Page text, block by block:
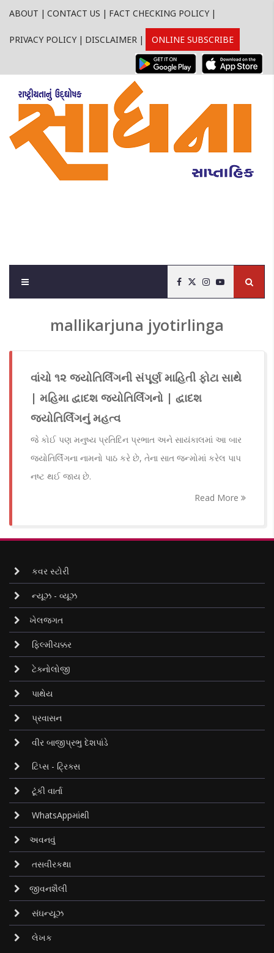
ABOUT | CONTACT US | FACT CHECKING POLICY |
PRIVACY POLICY | DISCLAIMER | ONLINE SUBSCRIBE
mallikarjuna jyotirlinga
વાંચો ૧૨ જ્યોતિર્લિંગની સંપૂર્ણ માહિતી ફોટા સાથે
| મહિમા દ્વાદશ જ્યોતિર્લિંગનો | દ્વાદશ
જ્યોતિર્લિંગનું મહત્વ
જે કોઈ પણ મનુષ્ય પ્રતિદિન પ્રભાત અને સાયંકાલમાં આ બાર
જ્યોતિર્લિંગના નામનો પાઠ કરે છે, તેના સાત જન્મોમાં કરેલ પાપ
નષ્ટ થઈ જાય છે.
Read More
કવર સ્ટોરી
ન્યૂઝ - વ્યૂઝ
ખેલજગત
ફિલ્મીચક્કર
ટેક્નોલોજી
પાથેય
પ્રવાસન
વીર બાજીપ્રભુ દેશપાંડે
ટિપ્સ - ટ્રિક્સ
ટૂંકી વાર્તા
WhatsAppમાંથી
અવનવું
તસવીરકથા
જીવનશૈલી
સંઘન્યૂઝ
લેખક